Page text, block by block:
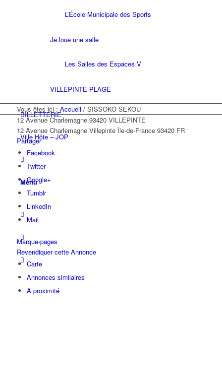
L’École Municipale des Sports
Je loue une salle
Les Salles des Espaces V
VILLEPINTE PLAGE
BILLETTERIE
Ville Hôte – JOP
Menu
Vous êtes ici : Accueil / SISSOKO SEKOU
12 Avenue Charlemagne 93420 VILLEPINTE
12 Avenue Charlemagne Villepinte Île-de-France 93420 FR
Partager
Facebook
Twitter
Google+
Tumblr
LinkedIn
Mail
Marque-pages
Revendiquer cette Annonce
Carte
Annonces similaires
A proximité